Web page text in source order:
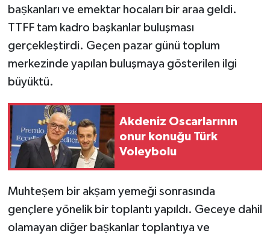
baṣkanları ve emektar hocaları bir araa geldi.
TTFF tam kadro başkanlar buluşması
gerçekleştirdi. Geçen pazar günü toplum
merkezinde yapılan buluşmaya gösterilen ilgi
büyüktü.
Akdeniz Oscarlarının
onur konuğu Türk
Voleybolu
Muhteṣem bir akṣam yemeği sonrasında
gençlere yönelik bir toplantı yapıldı. Geceye dahil
olamayan diğer baṣkanlar toplantıya ve